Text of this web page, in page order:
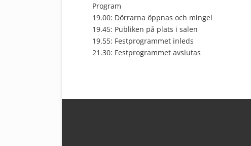
Program
19.00: Dörrarna öppnas och mingel
19.45: Publiken på plats i salen
19.55: Festprogrammet inleds
21.30: Festprogrammet avslutas